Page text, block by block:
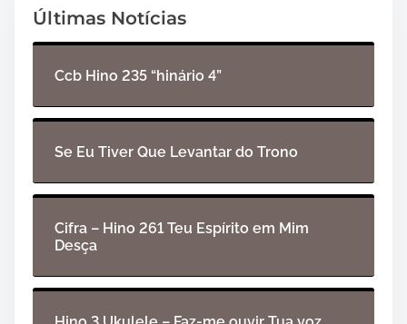
Últimas Notícias
Ccb Hino 235 “hinário 4”
Se Eu Tiver Que Levantar do Trono
Cifra – Hino 261 Teu Espírito em Mim
Desça